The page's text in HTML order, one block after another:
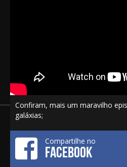
Confiram, mais um maravilho
galáxias;
Compartilhe no
FACEBOOK